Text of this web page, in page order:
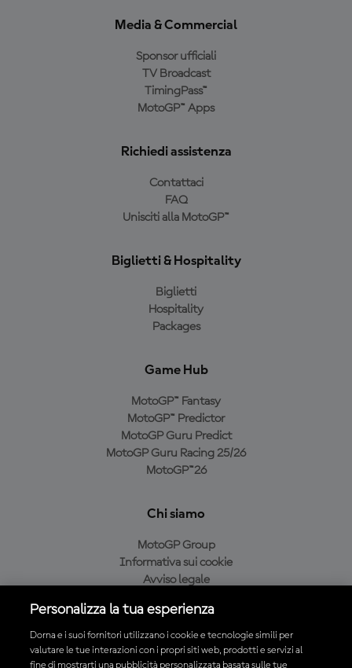
Media & Commercial
Sponsor ufficiali
TV Broadcast
TimingPass™
MotoGP™ Apps
Richiedi assistenza
Contattaci
FAQ
Unisciti alla MotoGP™
Biglietti & Hospitality
Biglietti
Hospitality
Packages
Game Hub
MotoGP™ Fantasy
MotoGP™ Predictor
MotoGP Guru Predict
MotoGP Guru Racing 25/26
MotoGP™26
Chi siamo
MotoGP Group
Informativa sui cookie
Avviso legale
Condizioni di acquisto
Personalizza la tua esperienza
Dorna e i suoi fornitori utilizzano i cookie e tecnologie simili per
valutare le tue interazioni con i propri siti web, prodotti e servizi al
fine di mostrarti una pubblicità personalizzata basata sulle tue